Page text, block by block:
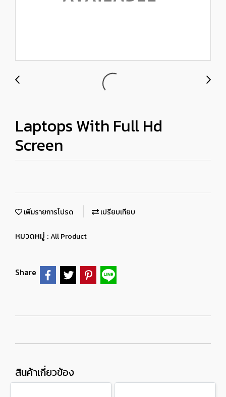
Laptops With Full Hd
Screen
เพิ่มรายการโปรด เปรียบเทียบ
หมวดหมู่ :All Product
Share
สินค้าเกี่ยวข้อง